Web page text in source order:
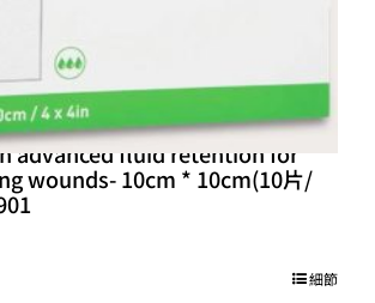
Exufiber® Gelling fibre
advanced fluid retention for
wounds- 10cm * 10cm(10片/
細節